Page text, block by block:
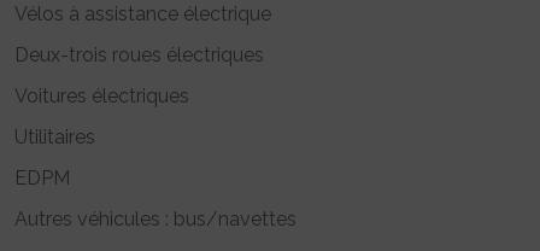
Vélos à assistance électrique
Deux-trois roues électriques
Voitures électriques
Utilitaires
EDPM
Autres véhicules : bus/navettes